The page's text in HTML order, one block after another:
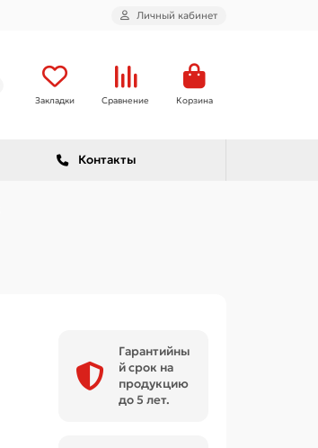
Личный кабинет
Закладки Сравнение Корзина
Контакты
Гарантийны
й срок на
продукцию
до 5 лет.